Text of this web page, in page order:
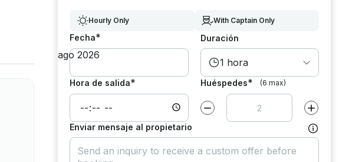
Hourly Only With Captain Only
Fecha* Duración
1 hora
Hora de salida* Huéspedes* (6 max)
Disminuir el valor por Aumentar el
Enviar mensaje al propietario